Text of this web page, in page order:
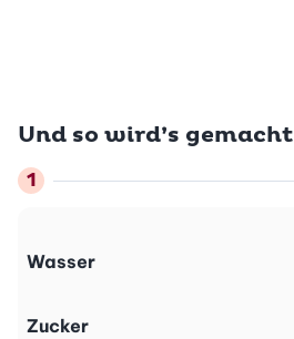
Und so wird’s gemacht
Wasser
Zucker